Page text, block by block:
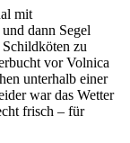
mit
dann Segel
zu
vor Volnica
unterhalb einer
war das Wetter
frisch – für